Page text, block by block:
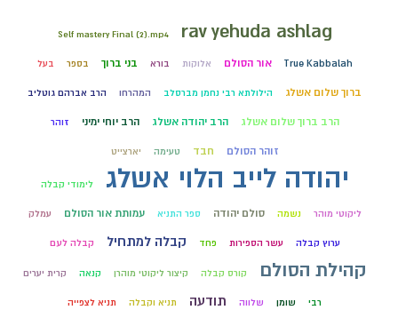
rav yehuda ashlag
Self mastery Final (2).mp4
True Kabbalah אור הסולם אלוקות בורא בני ברוך בספר בעל
ברוך שלום אשלג הילולתא רבי נחמן מברסלב המהרחו הרב אברהם גוטליב
הרב ברוך שלום אשלג הרב יהודה אשלג הרב יוחי ימיני זוהר
זוהר הסולם חבד טעימה יארצייט
יהודה לייב הלוי אשלג לימודי קבלה
ליקוטי מוהר נשמה סולם יהודה ספר התניא עמותת אור הסולם עמלק
ערוץ קבלה עשר הספירות פחד קבלה למתחיל קבלה לעם
קהילת הסולם קורס קבלה קיצור ליקוטי מוהרן קנאה קרית יערים
רבי שומן שלווה תודעה תניא וקבלה תניא לצפייה